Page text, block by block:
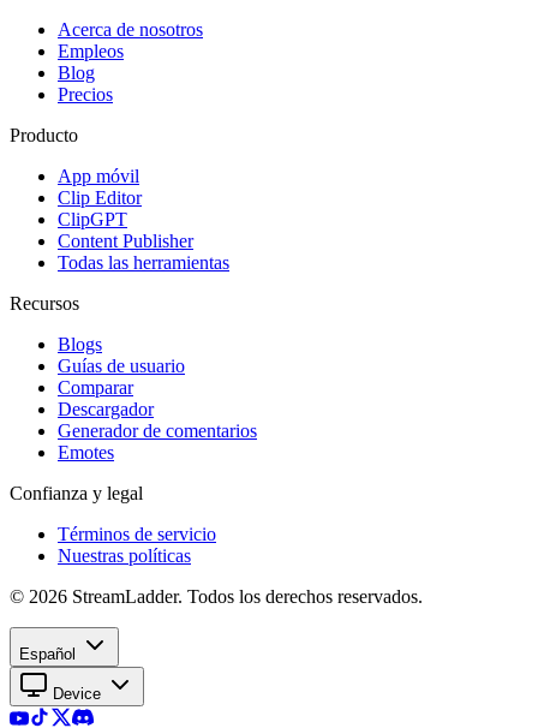
Acerca de nosotros
Empleos
Blog
Precios
Producto
App móvil
Clip Editor
ClipGPT
Content Publisher
Todas las herramientas
Recursos
Blogs
Guías de usuario
Comparar
Descargador
Generador de comentarios
Emotes
Confianza y legal
Términos de servicio
Nuestras políticas
© 2026 StreamLadder. Todos los derechos reservados.
Español
Device